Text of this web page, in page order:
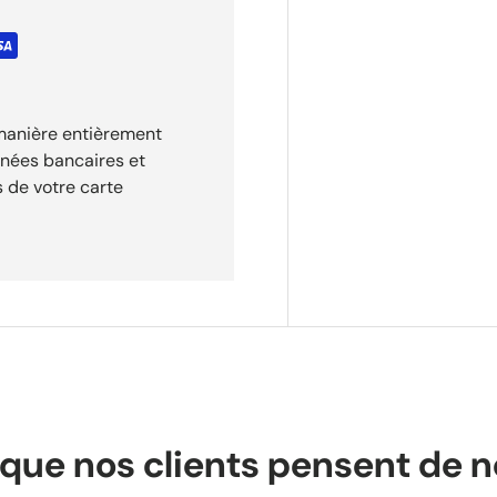
Recharge de
de votre
entièrement
bancaires et
de votre carte
nos clients pensent de